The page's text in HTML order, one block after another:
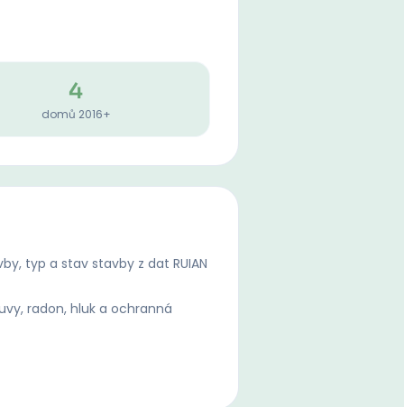
4
domů 2016+
typ a stav stavby z dat RUIAN
radon, hluk a ochranná